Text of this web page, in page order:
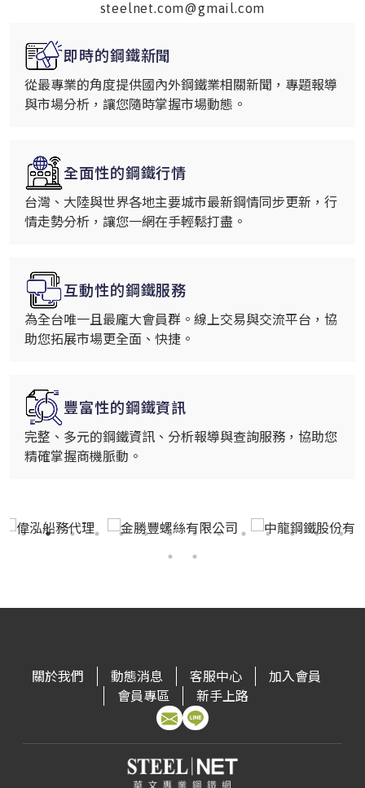
steelnet.com@gmail.com
即時的鋼鐵新聞
從最專業的角度提供國內外鋼鐵業相關新聞，專題報導
與市場分析，讓您隨時掌握市場動態。
全面性的鋼鐵行情
台灣、大陸與世界各地主要城市最新鋼情同步更新，行
情走勢分析，讓您一網在手輕鬆打盡。
互動性的鋼鐵服務
為全台唯一且最龐大會員群。線上交易與交流平台，協
助您拓展市場更全面、快捷。
豐富性的鋼鐵資訊
完整、多元的鋼鐵資訊、分析報導與查詢服務，協助您
精確掌握商機脈動。
關於我們 動態消息 客服中心
加入會員
會員專區
新手上路